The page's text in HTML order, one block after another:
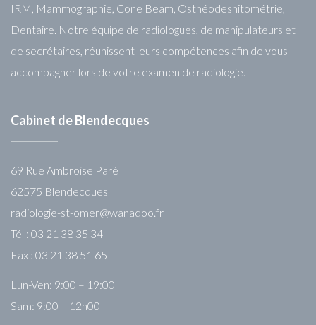
IRM, Mammographie, Cone Beam, Osthéodesnitométrie,
Dentaire. Notre équipe de radiologues, de manipulateurs et
de secrétaires, réunissent leurs compétences afin de vous
accompagner lors de votre examen de radiologie.
Cabinet de Blendecques
69 Rue Ambroise Paré
62575 Blendecques
radiologie-st-omer@wanadoo.fr
Tél : 03 21 38 35 34
Fax : 03 21 38 51 65
Lun-Ven: 9:00 – 19:00
Sam: 9:00 – 12h00